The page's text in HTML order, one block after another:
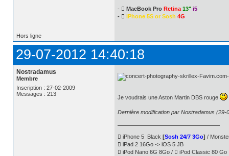
-  MacBook Pro Retina 13" i5
-  iPhone 5S or Sosh 4G
Hors ligne
29-07-2012 14:40:18
Nostradamus
Membre
Inscription : 27-02-2009
Messages : 213
Je voudrais une Aston Martin DBS rouge
Dernière modification par Nostradamus (29-
 iPhone 5 Black [Sosh 24/7 3Go] /
 iPad 2 16Go -> iOS 5 JB
 iPod Nano 6G 8Go /  iPod Classic 80 Go